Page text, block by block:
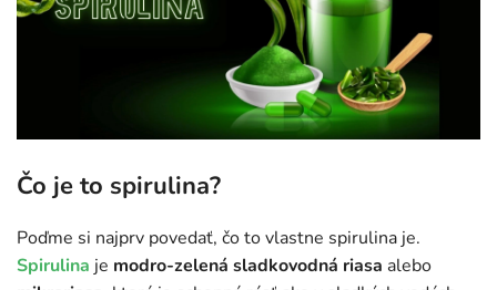
Čo je to spirulina?
Poďme si najprv povedať, čo to vlastne spirulina je.
Spirulina je modro-zelená sladkovodná riasa alebo